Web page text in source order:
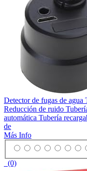
Detector de fugas de
Reducción de ruido
automática Tubería
de
Más Info
(0)